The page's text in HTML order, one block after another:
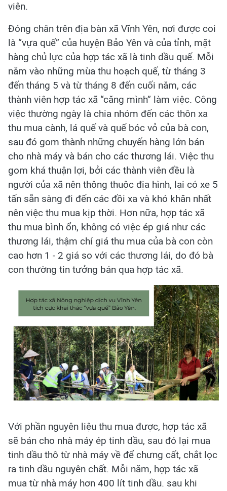
viên.
Đóng chân trên địa bàn xã Vĩnh Yên, nơi được coi
là “vựa quế” của huyện Bảo Yên và của tỉnh, mặt
hàng chủ lực của hợp tác xã là tinh dầu quế. Mỗi
năm vào những mùa thu hoạch quế, từ tháng 3
đến tháng 5 và từ tháng 8 đến cuối năm, các
thành viên hợp tác xã “căng mình” làm việc. Công
việc thường ngày là chia nhóm đến các thôn xa
thu mua cành, lá quế và quế bóc vỏ của bà con,
sau đó gom thành những chuyến hàng lớn bán
cho nhà máy và bán cho các thương lái. Việc thu
gom khá thuận lợi, bởi các thành viên đều là
người của xã nên thông thuộc địa hình, lại có xe 5
tấn sẵn sàng đi đến các đồi xa và khó khăn nhất
nên việc thu mua kịp thời. Hơn nữa, hợp tác xã
thu mua bình ổn, không có việc ép giá như các
thương lái, thậm chí giá thu mua của bà con còn
cao hơn 1 - 2 giá so với các thương lái, do đó bà
con thường tin tưởng bán qua hợp tác xã.
Với phần nguyên liệu thu mua được, hợp tác xã
sẽ bán cho nhà máy ép tinh dầu, sau đó lại mua
tinh dầu thô từ nhà máy về để chưng cất, chắt lọc
ra tinh dầu nguyên chất. Mỗi năm, hợp tác xã
mua từ nhà máy hơn 400 lít tinh dầu. sau khi